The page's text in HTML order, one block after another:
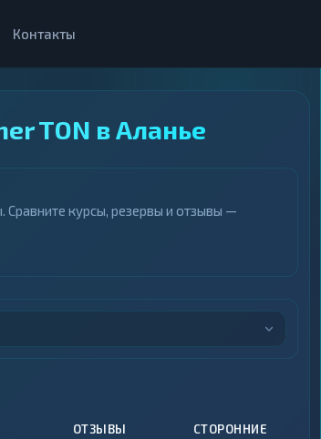
Контакты
TON в Аланье
курсы, резервы и отзывы —
ОТЗЫВЫ
СТОРОННИЕ